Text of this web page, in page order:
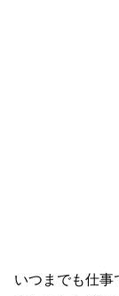
いつまでも仕事